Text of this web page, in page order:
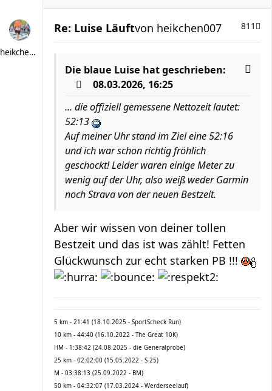
heikchen007
Re: Luise Läuft 811
von heikchen007
Die blaue Luise hat geschrieben:
08.03.2026, 16:25
... die offiziell gemessene Nettozeit lautet:
52:13
Auf meiner Uhr stand im Ziel eine 52:16
und ich war schon richtig fröhlich
geschockt! Leider waren einige Meter zu
wenig auf der Uhr, also weiß weder Garmin
noch Strava von der neuen Bestzeit.
Aber wir wissen von deiner tollen
Bestzeit und das ist was zählt! Fetten
Glückwunsch zur echt starken PB !!!
5 km - 21:41 (18.10.2025 - SportScheck Run)
10 km - 44:40 (16.10.2022 - The Great 10K)
HM - 1:38:42 (24.08.2025 - die Generalprobe)
25 km - 02:02:00 (15.05.2022 - S 25)
M - 03:38:13 (25.09.2022 - BM)
50 km - 04:32:07 (17.03.2024 - Werderseelauf)